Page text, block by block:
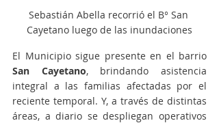
Sebastián Abella recorrió el B° San
Cayetano luego de las inundaciones
San Cayetano, brindando asistencia
integral a las familias afectadas por el
reciente temporal. Y, a través de distintas
áreas, a diario se despliegan operativos